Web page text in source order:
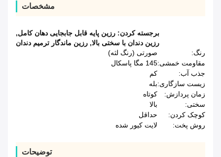
مشخصات
برجسته کردن: رزین پایه قابل جابجایی دهان کامل,
رزین دندان با سختی بالا, رزین ماندگار ترمیم دندان
رنگ:
صورتی (رنگ لثه)
مقاومت خمشی:145 مگا پاسکال
جذب آب:
کم
زیست سازگاری:بله
زمان پردازش:
کوتاه
سختی:
بالا
کوچک کردن:
حداقل
روش پخت:
لایت کیور شده
توضیحات